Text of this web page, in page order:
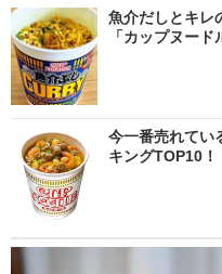
魚介だしとキレ
「カップヌー
今一番売れてい
キングTOP10